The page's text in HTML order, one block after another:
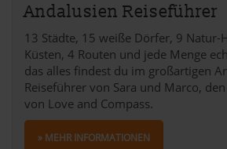
Andalusien Reiseführer
13 Städte, 15 weiße Dörfer, 9 Natur-
Küsten, 4 Routen und jede Menge
das alles findest du im großartigen
Reiseführer von Sara und Marco,
von Love and Compass.
» MEHR INFORMATIONEN